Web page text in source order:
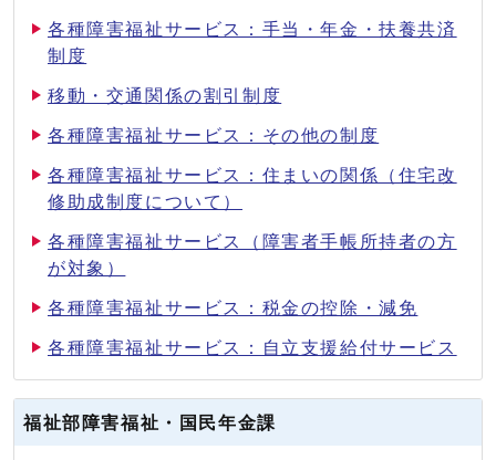
各種障害福祉サービス：手当・年金・扶養共済
制度
移動・交通関係の割引制度
各種障害福祉サービス：その他の制度
各種障害福祉サービス：住まいの関係（住宅改
修助成制度について）
各種障害福祉サービス（障害者手帳所持者の方
が対象）
各種障害福祉サービス：税金の控除・減免
各種障害福祉サービス：自立支援給付サービス
福祉部障害福祉・国民年金課